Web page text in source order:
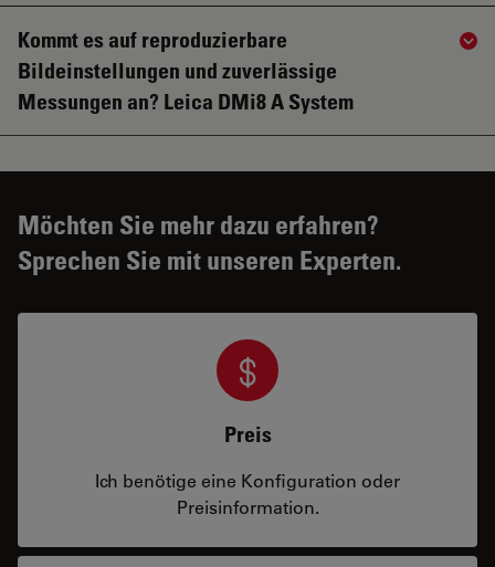
Kommt es auf reproduzierbare
Bildeinstellungen und zuverlässige
Messungen an? Leica DMi8 A System
Möchten Sie mehr dazu erfahren?
Sprechen Sie mit unseren Experten.
Preis
Ich benötige eine Konfiguration oder
Preisinformation.